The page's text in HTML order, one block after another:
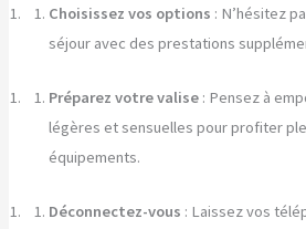
Choisissez vos options : N’hésitez
séjour avec des prestations
Préparez votre valise : Pensez à
légères et sensuelles pour profiter
équipements.
Déconnectez-vous : Laissez vos